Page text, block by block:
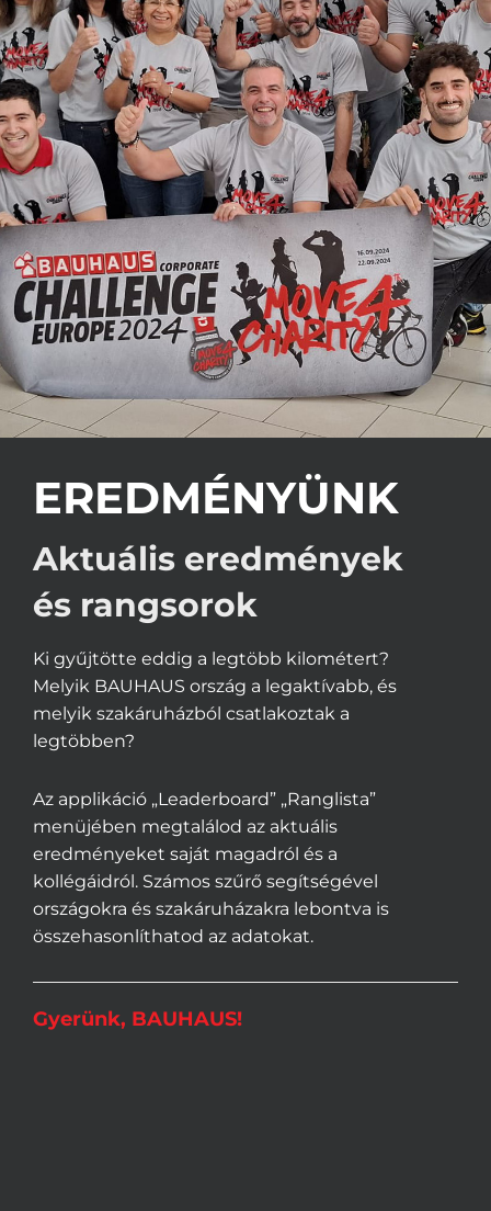
EREDMÉNYÜNK
Aktuális eredmények
és rangsorok
Ki gyűjtötte eddig a legtöbb kilométert?
Melyik BAUHAUS ország a legaktívabb, és
melyik szakáruházból csatlakoztak a
legtöbben?
Az applikáció „Leaderboard” „Ranglista”
menüjében megtalálod az aktuális
eredményeket saját magadról és a
kollégáidról. Számos szűrő segítségével
országokra és szakáruházakra lebontva is
összehasonlíthatod az adatokat.
Gyerünk, BAUHAUS!